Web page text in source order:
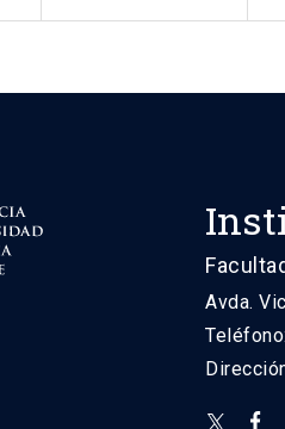
Avda.